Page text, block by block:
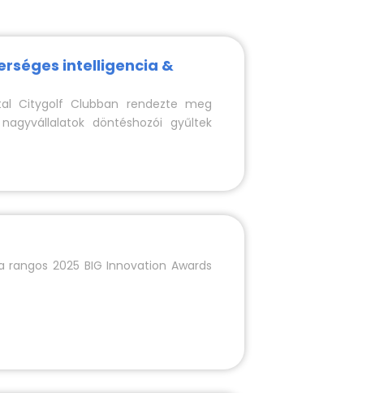
intelligencia &
Citygolf Clubban rendezte meg
döntéshozói gyűltek
2025 BIG Innovation Awards